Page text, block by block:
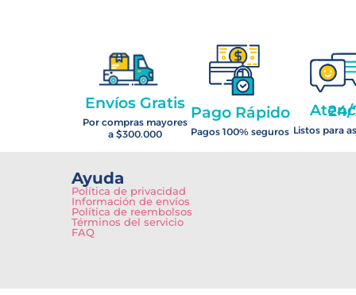
Envíos Gratis
Por compras mayores
a $300.000
Pago Rápido
Pagos 100% seguros
Atención
Listos para
Ayuda
Política de privacidad
Información de envíos
Política de reembolsos
Términos del servicio
FAQ